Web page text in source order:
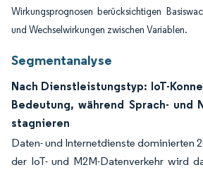
Wirkungsprognosen berücksichtigen
und Wechselwirkungen zwischen Variablen.
Segmentanalyse
Nach Dienstleistungstyp: IoT-
Bedeutung, während Sprach- und
stagnieren
Daten- und Internetdienste dominierten
der IoT- und M2M-Datenverkehr wird